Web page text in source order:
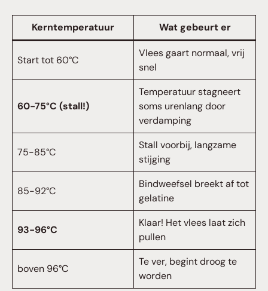
Kerntemperatuur Wat gebeurt er
Start tot 60°C
Vlees gaart normaal, vrij
snel
60-75°C (stall!)
Temperatuur stagneert
soms urenlang door
verdamping
75-85°C
Stall voorbij, langzame
stijging
85-92°C
Bindweefsel breekt af tot
gelatine
93-96°C
Klaar! Het vlees laat zich
pullen
boven 96°C
Te ver, begint droog te
worden